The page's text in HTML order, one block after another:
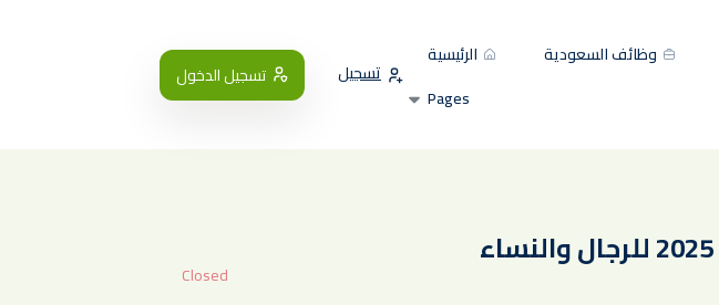
الرئيسية وظائف السعودية
Pages
تسجيل تسجيل الدخول
Closed